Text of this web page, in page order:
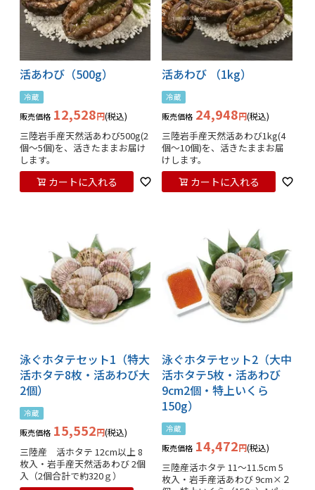
活あわび（500g）
冷蔵
販売価格 12,528 税込
三陸岩手産天然活あわび500g(2
個～5個)を、活きたままお届け
します。
カートに入れる
活あわび （1kg）
冷蔵
販売価格 24,948 税込
三陸岩手産天然活あわび1kg(4
個～10個)を、活きたままお届
けします。
カートに入れる
泳ぐホタテセット1（特大
活ホタテ8枚・活あわび大
2個）
冷蔵
販売価格 15,552 税込
三陸産　活ホタテ 12cm以上 8
枚入・岩手産天然活あわび 2個
入（2個合計で約320ｇ）
泳ぐホタテセット2（大中
活ホタテ5枚・活あわび
9cm2個・特上いくら
150g）
冷蔵
販売価格 14,472 税込
三陸産活ホタテ 11～11.5cm 5
枚入・岩手産活あわび 9cm×２